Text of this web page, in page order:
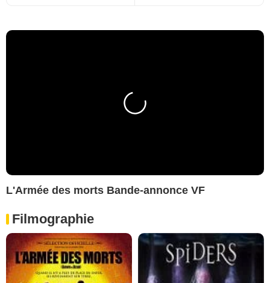
L'Armée des morts Bande-annonce VF
Filmographie